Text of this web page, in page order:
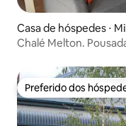
Casa de hóspedes ⋅
Chalé Melton.
Preferido dos
Preferido dos